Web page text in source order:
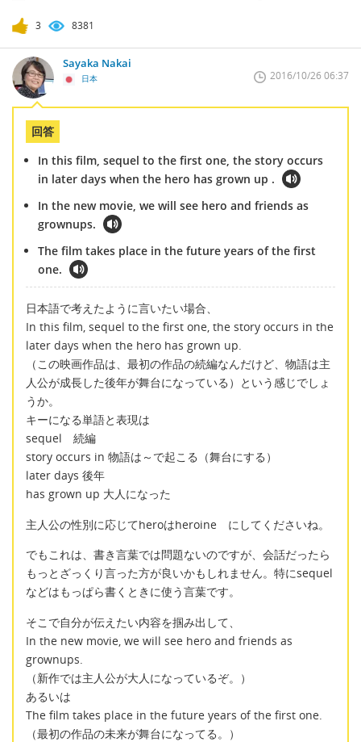
3 8381
Sayaka Nakai
日本 2016/10/26 06:37
回答
In this film, sequel to the first one, the story occurs
in later days when the hero has grown up .
In the new movie, we will see hero and friends as
grownups.
The film takes place in the future years of the first
one.
日本語で考えたように言いたい場合、
In this film, sequel to the first one, the story occurs in the
later days when the hero has grown up.
（この映画作品は、最初の作品の続編なんだけど、物語は主
人公が成長した後年が舞台になっている）という感じでしょ
うか。
キーになる単語と表現は
sequel 続編
story occurs in 物語は～で起こる（舞台にする）
later days 後年
has grown up 大人になった
主人公の性別に応じてheroはheroine にしてくださいね。
でもこれは、書き言葉では問題ないのですが、会話だったら
もっとざっくり言った方が良いかもしれません。特にsequel
などはもっぱら書くときに使う言葉です。
そこで自分が伝えたい内容を掴み出して、
In the new movie, we will see hero and friends as
grownups.
（新作では主人公が大人になっているぞ。）
あるいは
The film takes place in the future years of the first one.
（最初の作品の未来が舞台になってる。）